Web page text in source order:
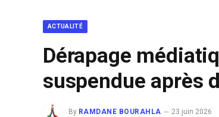
ACTUALITÉ
Dérapage
suspendue après
By RAMDANE BOURAHLA 23 juin 2026